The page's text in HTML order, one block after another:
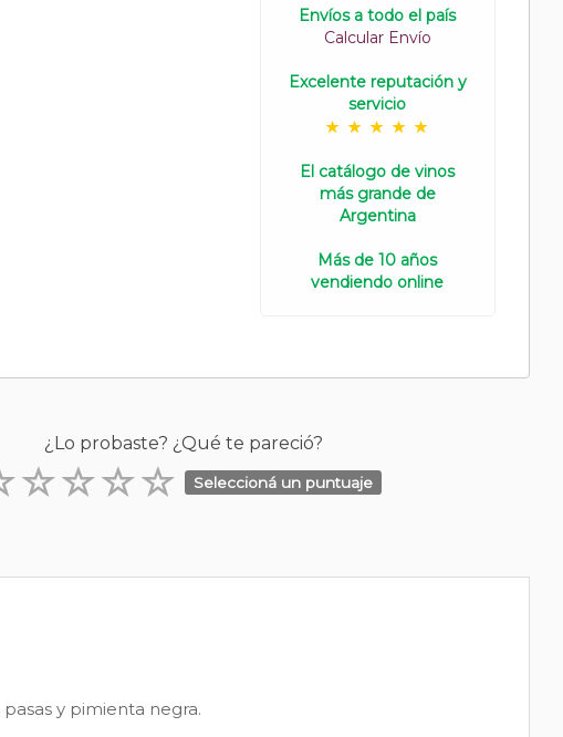
Envíos a todo el país
Calcular Envío
Excelente reputación y
servicio
El catálogo de vinos
más grande de
Argentina
Más de 10 años
vendiendo online
¿Lo probaste? ¿Qué te pareció?
Seleccioná un puntuaje
y pimienta negra.